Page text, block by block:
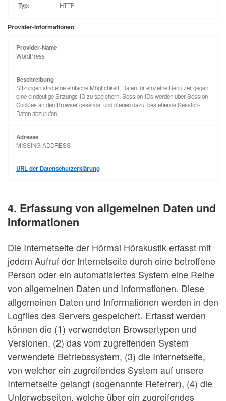
Typ: HTTP
Provider-Informationen
Provider-Name
WordPress
Beschreibung
Sitzungen sind eine einfache Möglichkeit, Daten für einzelne Benutzer gegen
eine eindeutige Sitzungs-ID zu speichern. Session-IDs werden über Session-
Cookies an den Browser gesendet und dienen dazu, bestehende Session-
Daten abzurufen.
Adresse
MISSING ADDRESS
URL der Datenschutzerklärung
4. Erfassung von allgemeinen Daten und
Informationen
Die Internetseite der Hörmal Hörakustik erfasst mit
jedem Aufruf der Internetseite durch eine betroffene
Person oder ein automatisiertes System eine Reihe
von allgemeinen Daten und Informationen. Diese
allgemeinen Daten und Informationen werden in den
Logfiles des Servers gespeichert. Erfasst werden
können die (1) verwendeten Browsertypen und
Versionen, (2) das vom zugreifenden System
verwendete Betriebssystem, (3) die Internetseite,
von welcher ein zugreifendes System auf unsere
Internetseite gelangt (sogenannte Referrer), (4) die
Unterwebseiten, welche über ein zugreifendes